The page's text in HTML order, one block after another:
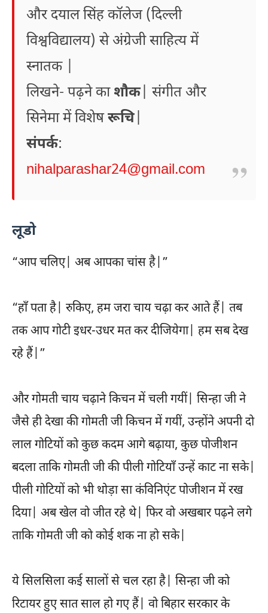
और दयाल सिंह कॉलेज (दिल्ली
विश्वविद्यालय) से अंग्रेजी साहित्य में
स्नातक |
लिखने- पढ़ने काशौक | संगीत और
सिनेमा में विशेषरूचि
संपर्क:
nihalparashar24@gmail.com
लूडो
“आप चलिए| अब आपका चांस है|”
“हाँ पता है| रुकिए, हम जरा चाय चढ़ा कर आते हैं| तब
तक आप गोटी इधर-उधर मत कर दीजियेगा| हम सब देख
रहे हैं|”
और गोमती चाय चढ़ाने किचन में चली गयीं| सिन्हा जी ने
जैसे ही देखा की गोमती जी किचन में गयीं, उन्होंने अपनी दो
लाल गोटियों को कुछ कदम आगे बढ़ाया, कुछ पोजीशन
बदला ताकि गोमती जी की पीली गोटियाँ उन्हें काट ना सके|
पीली गोटियों को भी थोड़ा सा कंविनिएंट पोजीशन में रख
दिया| अब खेल वो जीत रहे थे| फिर वो अखबार पढ़ने लगे
ताकि गोमती जी को कोई शक ना हो सके|
ये सिलसिला कई सालों से चल रहा है| सिन्हा जी को
रिटायर हुए सात साल हो गए हैं| वो बिहार सरकार के